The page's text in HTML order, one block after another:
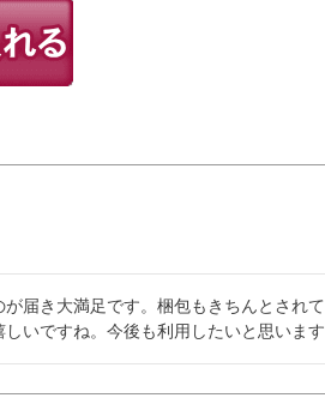
届き大満足です。梱包もきちんとされ
いですね。今後も利用したいと思います